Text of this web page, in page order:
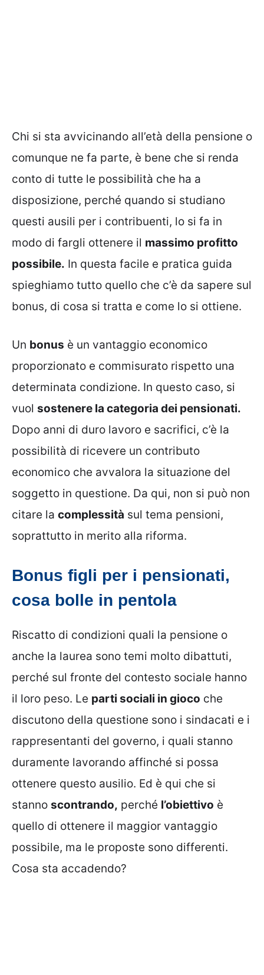
Chi si sta avvicinando all’età della pensione o
comunque ne fa parte, è bene che si renda
conto di tutte le possibilità che ha a
disposizione, perché quando si studiano
questi ausili per i contribuenti, lo si fa in
modo di fargli ottenere il massimo profitto
possibile. In questa facile e pratica guida
spieghiamo tutto quello che c’è da sapere sul
bonus, di cosa si tratta e come lo si ottiene.
Un bonus è un vantaggio economico
proporzionato e commisurato rispetto una
determinata condizione. In questo caso, si
vuol sostenere la categoria dei pensionati.
Dopo anni di duro lavoro e sacrifici, c’è la
possibilità di ricevere un contributo
economico che avvalora la situazione del
soggetto in questione. Da qui, non si può non
citare la complessità sul tema pensioni,
soprattutto in merito alla riforma.
Bonus figli per i pensionati,
cosa bolle in pentola
Riscatto di condizioni quali la pensione o
anche la laurea sono temi molto dibattuti,
perché sul fronte del contesto sociale hanno
il loro peso. Le parti sociali in gioco che
discutono della questione sono i sindacati e i
rappresentanti del governo, i quali stanno
duramente lavorando affinché si possa
ottenere questo ausilio. Ed è qui che si
stanno scontrando, perché l’obiettivo è
quello di ottenere il maggior vantaggio
possibile, ma le proposte sono differenti.
Cosa sta accadendo?